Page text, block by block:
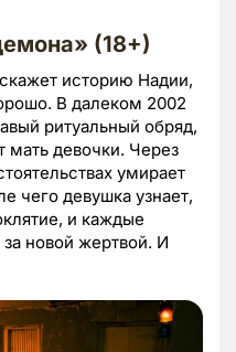
(18+)
историю Надии,
В далеком 2002
ритуальный обряд,
мать девочки. Через
умирает
чего девушка узнает,
и каждые
новой жертвой. И